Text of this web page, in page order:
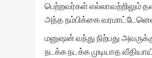
பெற்றவர்கள்
அந்த நம்பிக்கை
மனுஷன் வந்து நிற்பது
நடக்க நடக்க முடியாத